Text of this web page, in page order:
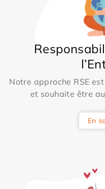
Notre approche RSE
et souhaite être
En